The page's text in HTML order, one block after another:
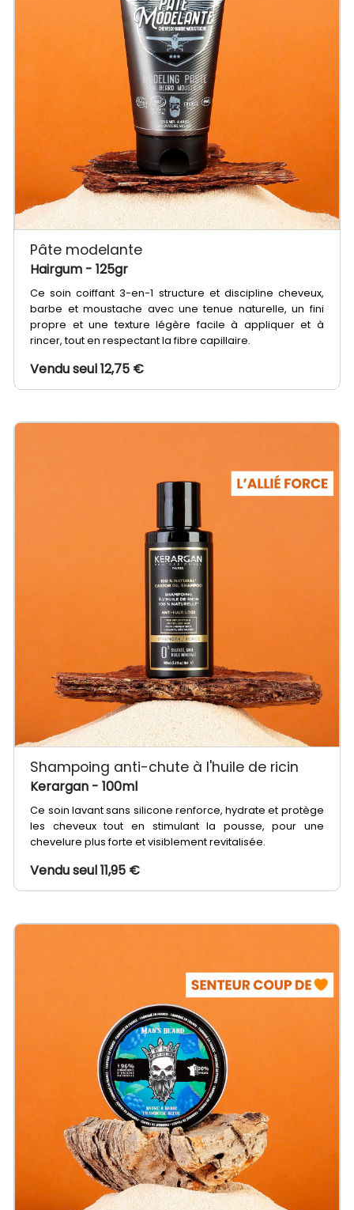
Pâte modelante
Hairgum - 125gr
Ce soin coiffant 3-en-1 structure et discipline cheveux,
barbe et moustache avec une tenue naturelle, un fini
propre et une texture légère facile à appliquer et à
rincer, tout en respectant la fibre capillaire.
Vendu seul 12,75 €
Shampoing anti-chute à l'huile de ricin
Kerargan - 100ml
Ce soin lavant sans silicone renforce, hydrate et protège
les cheveux tout en stimulant la pousse, pour une
chevelure plus forte et visiblement revitalisée.
Vendu seul 11,95 €